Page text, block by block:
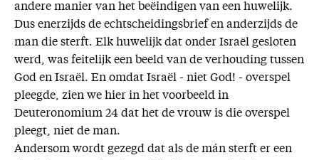
andere manier van het beëindigen van een huwelijk.
Dus enerzijds de echtscheidingsbrief en anderzijds de
man die sterft. Elk huwelijk dat onder Israël gesloten
werd, was feitelijk een beeld van de verhouding tussen
God en Israël. En omdat Israël - niet God! - overspel
pleegde, zien we hier in het voorbeeld in
Deuteronomium 24 dat het de vrouw is die overspel
pleegt, niet de man.
Andersom wordt gezegd dat als de mán sterft er een